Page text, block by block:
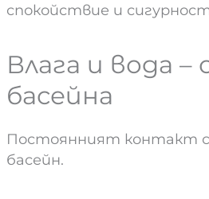
спокойствие и
Влага и вода
басейна
Постоянният контакт с
басейн.